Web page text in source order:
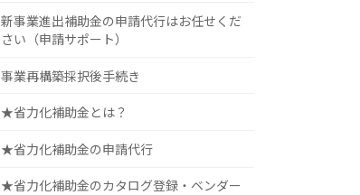
新事業進出補助金の申請代行はお任せくだ
さい（申請サポート）
事業再構築採択後手続き
★省力化補助金とは？
★省力化補助金の申請代行
★省力化補助金のカタログ登録・ベンダー